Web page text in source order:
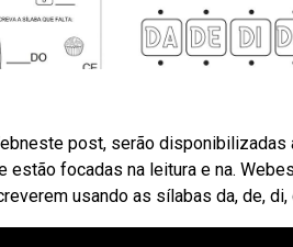
post, serão
estão focadas na leitura e na.
usando as sílabas da, de, di,